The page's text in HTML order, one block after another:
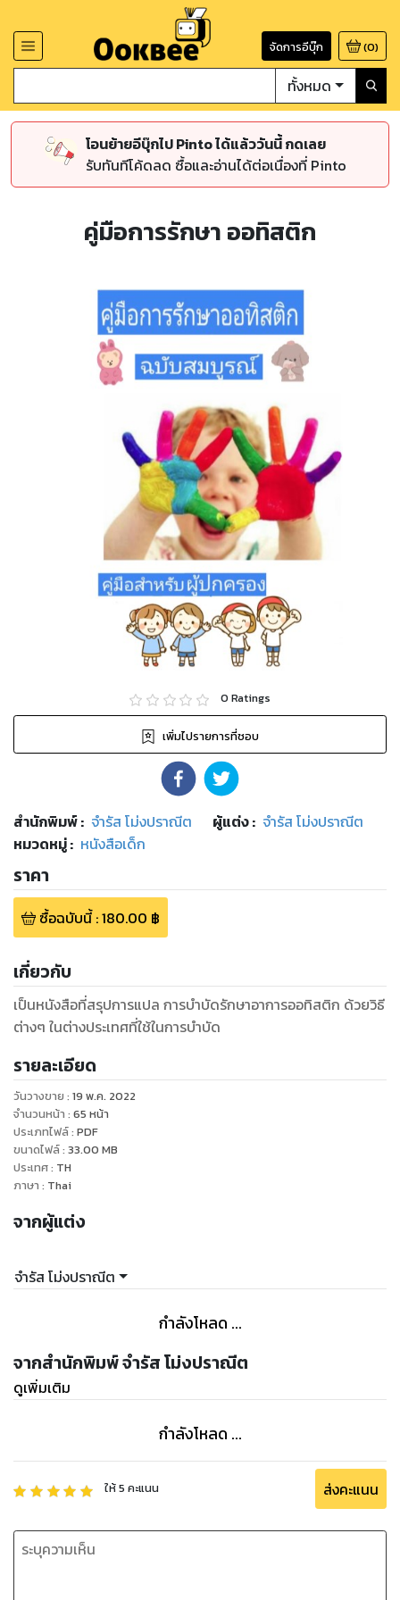
จัดการอีบุ๊ก (0)
ทั้งหมด
โอนย้ายอีบุ๊กไป Pinto ได้แล้ววันนี้ กดเลย
รับทันทีโค้ดลด ซื้อและอ่านได้ต่อเนื่องที่ Pinto
คู่มือการรักษา ออทิสติก
0 Ratings
เพิ่มไปรายการที่ชอบ
สำนักพิมพ์: จำรัส โม่งปราณีต ผู้แต่ง : จำรัส โม่งปราณีต
หมวดหมู่: หนังสือเด็ก
ราคา
ซื้อฉบับนี้:180.00 ฿
เกี่ยวกับ
เป็นหนังสือที่สรุปการแปล การบำบัดรักษาอาการออทิสติก ด้วยวิธี
ต่างๆ ในต่างประเทศที่ใช้ในการบำบัด
รายละเอียด
วันวางขาย : 19 พ.ค. 2022
จำนวนหน้า : 65 หน้า
ประเภทไฟล์: PDF
ขนาดไฟล์: 33.00 MB
ประเทศ: TH
ภาษา : Thai
จากผู้แต่ง
จำรัส โม่งปราณีต
กำลังโหลด ...
จากสำนักพิมพ์ จำรัส โม่งปราณีต
ดูเพิ่มเติม
กำลังโหลด ...
ให้5 คะแนน ส่งคะแนน